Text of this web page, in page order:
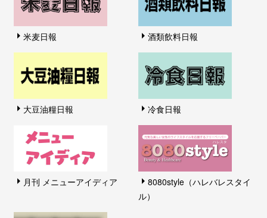
米麦日報 酒類飲料日報
大豆油糧日報 冷食日報
月刊 メニューアイディア
8080style（ハレバレスタイ
ル）